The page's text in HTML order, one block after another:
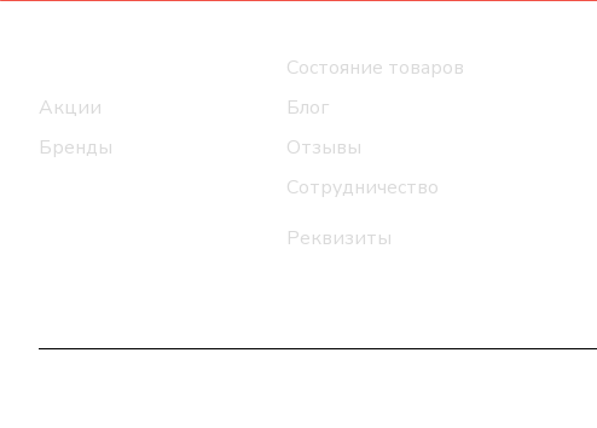
Акции
Бренды
Состояние товаров
Блог
Отзывы
Сотрудничество
Реквизиты